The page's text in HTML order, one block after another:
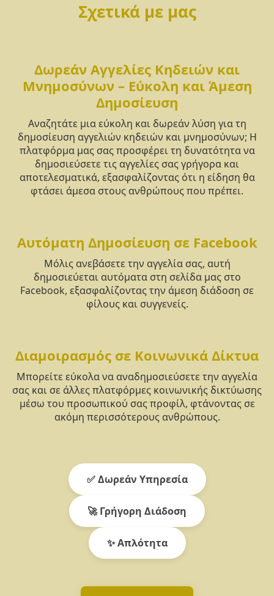
Σχετικά με μας
Δωρεάν Αγγελίες Κηδειών και
Μνημοσύνων – Εύκολη και Άμεση
Δημοσίευση
Αναζητάτε μια εύκολη και δωρεάν λύση για τη
δημοσίευση αγγελιών κηδειών και μνημοσύνων; Η
πλατφόρμα μας σας προσφέρει τη δυνατότητα να
δημοσιεύσετε τις αγγελίες σας γρήγορα και
αποτελεσματικά, εξασφαλίζοντας ότι η είδηση θα
φτάσει άμεσα στους ανθρώπους που πρέπει.
Αυτόματη Δημοσίευση σε Facebook
Μόλις ανεβάσετε την αγγελία σας, αυτή
δημοσιεύεται αυτόματα στη σελίδα μας στο
Facebook, εξασφαλίζοντας την άμεση διάδοση σε
φίλους και συγγενείς.
Διαμοιρασμός σε Κοινωνικά Δίκτυα
Μπορείτε εύκολα να αναδημοσιεύσετε την αγγελία
σας και σε άλλες πλατφόρμες κοινωνικής δικτύωσης
μέσω του προσωπικού σας προφίλ, φτάνοντας σε
ακόμη περισσότερους ανθρώπους.
✅ Δωρεάν Υπηρεσία
🚀 Γρήγορη Διάδοση
✨ Απλότητα